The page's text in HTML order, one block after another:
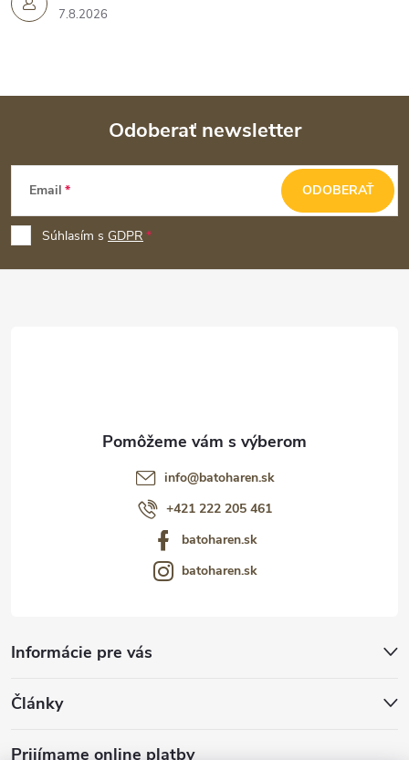
7.8.2026
Z
p
ä
Odoberať newsletter
Email
Súhlasím s GDPR
ODOBERAŤ
Informácie pre vás
Články
Prijímame online platby
info@batoharen.sk
+421 222 205 461
batoharen.sk
batoharen.sk